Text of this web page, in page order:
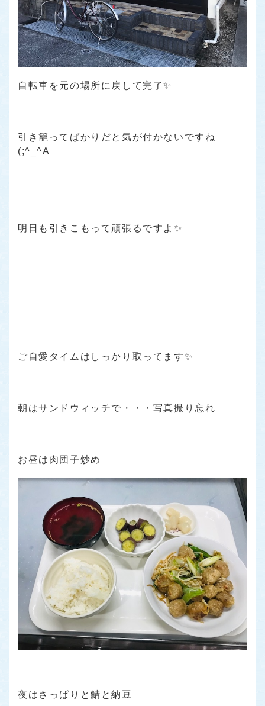
自転車を元の場所に戻して完了✨
引き籠ってばかりだと気が付かないですね
(;^_^A
明日も引きこもって頑張るですよ✨
ご自愛タイムはしっかり取ってます✨
朝はサンドウィッチで・・・写真撮り忘れ
お昼は肉団子炒め
夜はさっぱりと鯖と納豆